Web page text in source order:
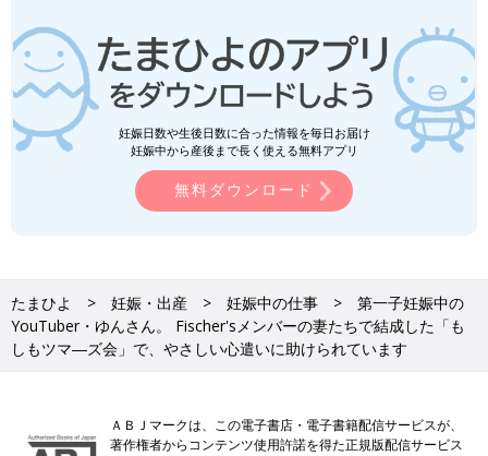
妊娠日数や生後日数に合った情報を毎日お届け
妊娠中から産後まで長く使える無料アプリ
無料ダウンロード
たまひよ 妊娠・出産 妊娠中の仕事
第一子妊娠中の
YouTuber・ゆんさん。 Fischer'sメンバーの妻たちで結成した「も
しもツマ―ズ会」で、やさしい心遣いに助けられています
ＡＢＪマークは、この電子書店・電子書籍配信サービスが、
著作権者からコンテンツ使用許諾を得た正規版配信サービス